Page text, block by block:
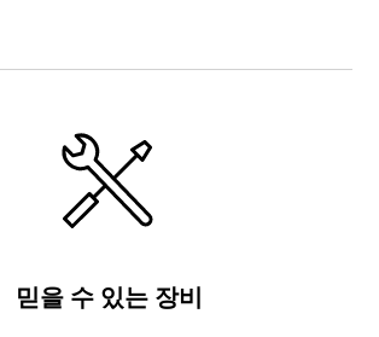
믿을 수 있는 장비